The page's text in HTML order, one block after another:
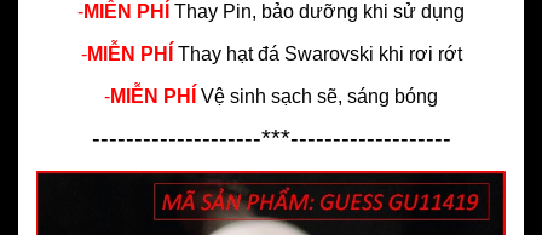
-MIỄN PHÍ Thay Pin, bảo dưỡng khi sử dụng
-MIỄN PHÍ Thay hạt đá Swarovski khi rơi rớt
-MIỄN PHÍ Vệ sinh sạch sẽ, sáng bóng
--------------------***-------------------